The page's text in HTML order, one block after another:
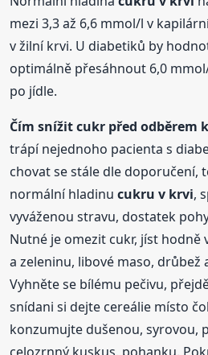
mezi 3,3 až 6,6 mmol/l v
v žilní krvi. U diabetiků by
optimálně přesáhnout 6,0
po jídle.
Čím snížit cukr před odběrem
trápí nejednoho pacienta s
chovat se stále dle doporučení,
normální hladinucukru v krvi,
vyváženou stravu, dostatek
Nutné je omezit cukr, jíst hodně
a zeleninu, libové maso, drůbež
Vyhněte se bílému pečivu,
snídani si dejte cereálie místo
konzumujte dušenou, syrovou,